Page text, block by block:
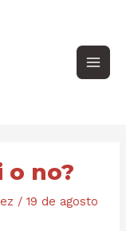
o no?
/19 de agosto